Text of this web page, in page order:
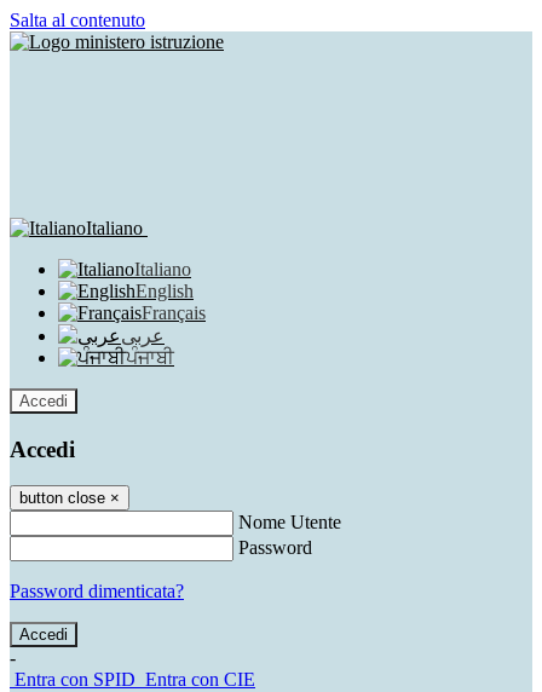
Salta al contenuto
Italiano
Italiano
English
Français
عربى
ਪੰਜਾਬੀ
Accedi
Accedi
button close ×
Nome Utente
Password
Password dimenticata?
-
Entra con SPID Entra con CIE